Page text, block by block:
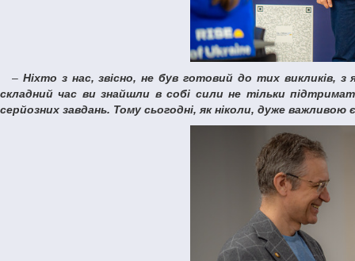
Ніхто з нас, звісно, не був готовий до тих
складний час ви знайшли в собі сили не тільки
серйозних завдань. Тому сьогодні, як ніколи, дуже важливою